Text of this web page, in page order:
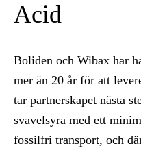
Acid
Boliden och Wibax har
mer än 20 år för att
tar partnerskapet nästa
svavelsyra med ett
fossilfri transport, och